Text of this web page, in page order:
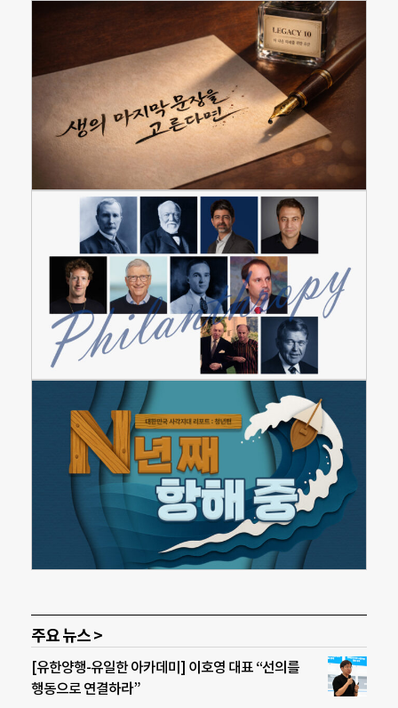
주요 뉴스 >
[유한양행-유일한 아카데미] 이호영 대표 “선의를
행동으로 연결하라”